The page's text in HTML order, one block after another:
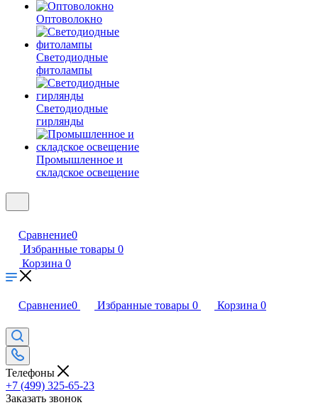
Оптоволокно
Светодиодные
фитолампы
Светодиодные
гирлянды
Промышленное и
складское освещение
Сравнение0
Избранные товары 0
Корзина 0
Сравнение0 Избранные товары 0 Корзина 0
Телефоны
+7 (499) 325-65-23
Заказать звонок